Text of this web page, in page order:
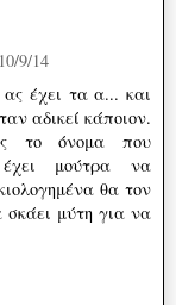
10/9/14
ας έχει τα α... και
αδικεί κάποιον.
το όνομα που
μούτρα να
θα τον
σκάει μύτη για να